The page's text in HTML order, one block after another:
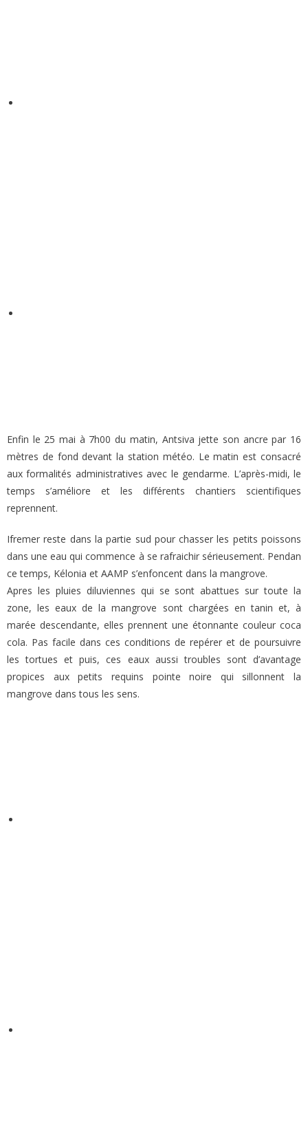
Enfin le 25 mai à 7h00 du matin, Antsiva jette son ancre par 16
mètres de fond devant la station météo. Le matin est consacré
aux formalités administratives avec le gendarme. L’après-midi, le
temps s’améliore et les différents chantiers scientifiques
reprennent.
Ifremer reste dans la partie sud pour chasser les petits poissons
dans une eau qui commence à se rafraichir sérieusement. Pendan
ce temps, Kélonia et AAMP s’enfoncent dans la mangrove.
Apres les pluies diluviennes qui se sont abattues sur toute la
zone, les eaux de la mangrove sont chargées en tanin et, à
marée descendante, elles prennent une étonnante couleur coca
cola. Pas facile dans ces conditions de repérer et de poursuivre
les tortues et puis, ces eaux aussi troubles sont d’avantage
propices aux petits requins pointe noire qui sillonnent la
mangrove dans tous les sens.